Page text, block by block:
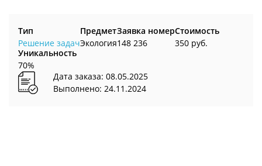
Тип
Решение задач
Предмет
Экология
Заявка номер
148 236
Стоимость
350 руб.
Уникальность
70%
Дата заказа: 08.05.2025
Выполнено: 24.11.2024